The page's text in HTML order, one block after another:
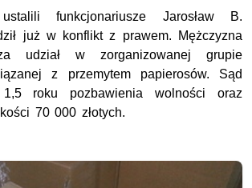
funkcjonariusze Jarosław B.
już w konflikt z prawem. Mężczyzna
udział w zorganizowanej grupie
z przemytem papierosów. Sąd
roku pozbawienia wolności oraz
70 000 złotych.